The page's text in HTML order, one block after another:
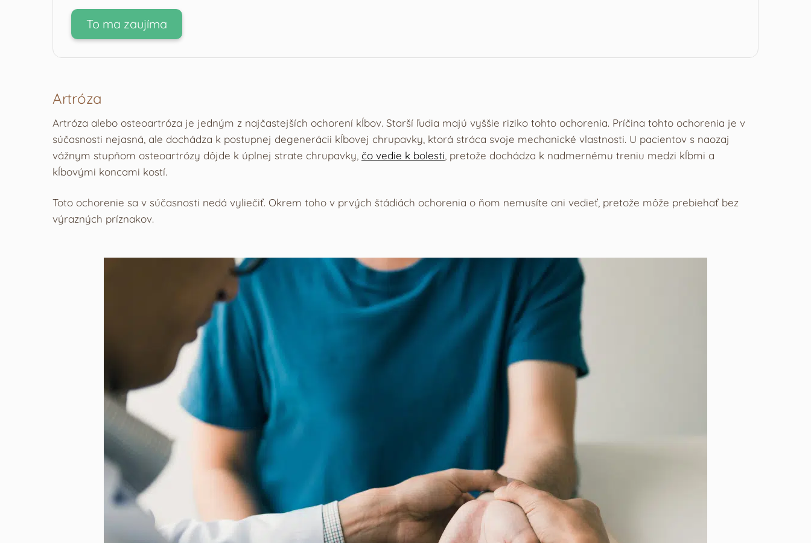
To ma zaujíma
Artróza
Artróza alebo osteoartróza je jedným z najčastejších ochorení kĺbov. Starší ľudia majú vyššie riziko tohto ochorenia. Príčina tohto ochorenia je v
súčasnosti nejasná, ale dochádza k postupnej degenerácii kĺbovej chrupavky, ktorá stráca svoje mechanické vlastnosti. U pacientov s naozaj
vážnym stupňom osteoartrózy dôjde k úplnej strate chrupavky, čo vedie k bolesti , pretože dochádza k nadmernému treniu medzi kĺbmi a
kĺbovými koncami kostí.
Toto ochorenie sa v súčasnosti nedá vyliečiť. Okrem toho v prvých štádiách ochorenia o ňom nemusíte ani vedieť, pretože môže prebiehať bez
výrazných príznakov.